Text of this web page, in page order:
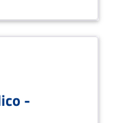
-